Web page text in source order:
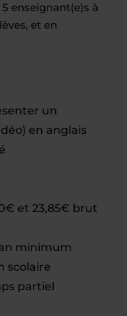
enseignant(e)s à
et en
un
en anglais
et 23,85€ brut
minimum
scolaire
partiel